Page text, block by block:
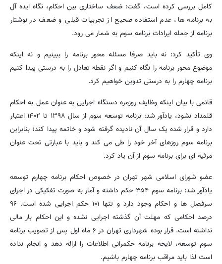
کامل بررسی کرده است، گفت: ضعف ساختاری بین احکام، نگاه ایده آل
به برنامه ها، عدم استفاده صحیح از تجربیات قبلی و ضعف در نوشتار
برنامه از جمله ایرادات برنامه سوم به شمار می رود.
وی تأکید کرد: نه باید صرفا مسئله محور برنامه را ببینیم و نه اینکه
موضوع محور برنامه را نگاه کنیم و اگر نقطه تعادل را به درستی پیدا کنیم
برنامه چهارم را به درستی تدوین خواهیم کرد.
قائمی با بیان اینکه وظایف روزمره دستگاه اجرایی به عنوان عمل به احکام
قلمداد نشود، یادآور شد: برنامه توسعه سوم از سال ۱۳۹۸ تا ۱۴۰۲ اعتبار
دارد و قرار شده یک سال آن نادیده گرفته شود و خاتمه پیدا کند؛ بنابراین
برنامه سوم روزهای آخر خود را طی می کند و باید با عبارتی تحت عنوان
مرثیه ای برای برنامه سوم از آن یاد کرد.
عضو شورای اسلامی شهر تهران در خصوص احکام برنامه چهارم توسعه
یادآور شد: برنامه سوم ۳۵۴ حکم داشته و آمار به صورت تفکیکی در اجرای
سرفصل ها و احکام وجود دارد و تنها ۱۰۱ حکم اجرایی شده است. ۹۶
درصد احکامی که مهلت آن گذشته اجرایی نشده و این احکام بار مالی
نداشته است. قرار بوده شهرداری تهران در ۶ ماه اول پس از تصویب برنامه
سوم توسعه، لایحه برنامه حکمرانی اطلاعات را ارائه دهد و انجام نداده
است لذا باید مراقب برنامه چهارم باشیم.